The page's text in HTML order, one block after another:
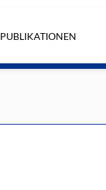
PUBLIKATIONEN